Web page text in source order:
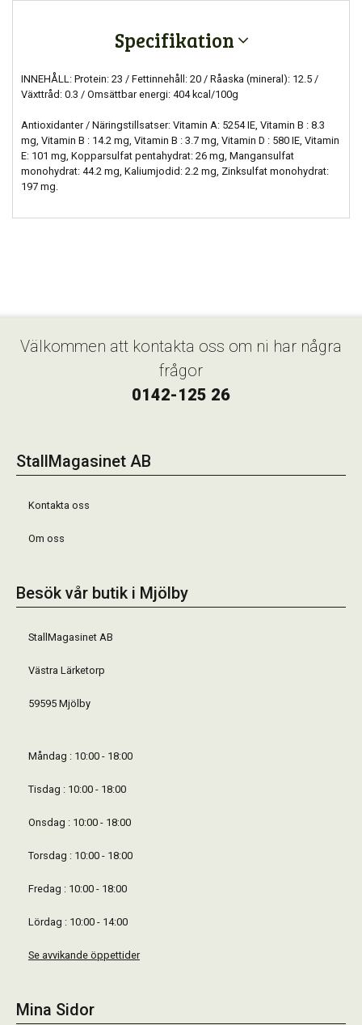
Specifikation
INNEHÅLL: Protein: 23 / Fettinnehåll: 20 / Råaska (mineral): 12.5 /
Växttråd: 0.3 / Omsättbar energi: 404 kcal/100g
Antioxidanter / Näringstillsatser: Vitamin A: 5254 IE, Vitamin B : 8.3
mg, Vitamin B : 14.2 mg, Vitamin B : 3.7 mg, Vitamin D : 580 IE, Vitamin
E: 101 mg, Kopparsulfat pentahydrat: 26 mg, Mangansulfat
monohydrat: 44.2 mg, Kaliumjodid: 2.2 mg, Zinksulfat monohydrat:
197 mg.
Välkommen att kontakta oss om ni har några
frågor
0142-125 26
StallMagasinet AB
Kontakta oss
Om oss
Besök vår butik i Mjölby
StallMagasinet AB
Västra Lärketorp
59595 Mjölby
Måndag : 10:00 - 18:00
Tisdag : 10:00 - 18:00
Onsdag : 10:00 - 18:00
Torsdag : 10:00 - 18:00
Fredag : 10:00 - 18:00
Lördag : 10:00 - 14:00
Se avvikande öppettider
Mina Sidor